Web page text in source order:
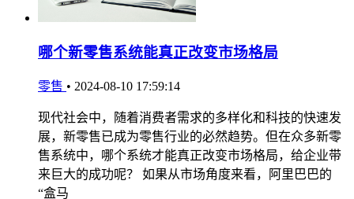
哪个新零售系统能真正改变市场格局
零售 • 2024-08-10 17:59:14
现代社会中，随着消费者需求的多样化和科技的快速发
展，新零售已成为零售行业的必然趋势。但在众多新零
售系统中，哪个系统才能真正改变市场格局，给企业带
来巨大的成功呢？ 如果从市场角度来看，阿里巴巴的
“盒马